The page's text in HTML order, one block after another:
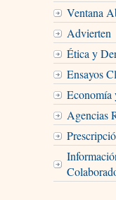
Ventana
Advierten
Ética y
Ensayos
Economía
Agencias